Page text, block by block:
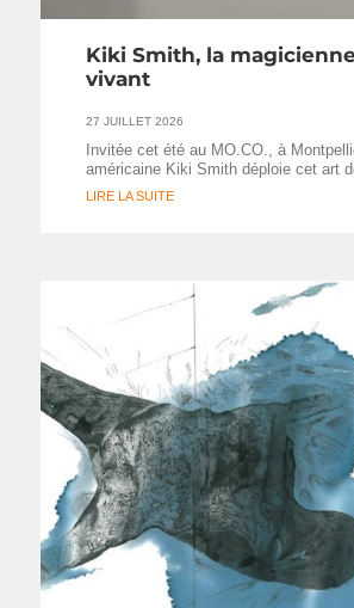
Kiki Smith, la
vivant
27 JUILLET 2026
Invitée cet été au MO.CO., à
américaine Kiki Smith déploie cet art
LIRE LA SUITE